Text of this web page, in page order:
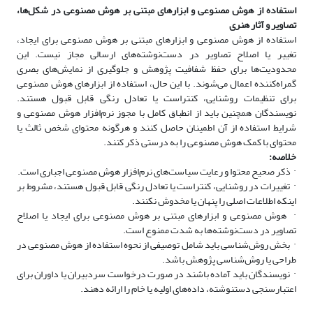
استفاده از هوش مصنوعی و ابزارهای مبتنی بر هوش مصنوعی در شکل‌ها،
تصاویر و آثار هنری
استفاده از هوش مصنوعی و ابزارهای مبتنی بر هوش مصنوعی برای ایجاد،
تغییر یا اصلاح تصاویر در دست‌نوشته‌های ارسالی مجاز نیست. این
محدودیت‌ها برای حفظ شفافیت پژوهش و جلوگیری از نمایش‌های بصری
گمراه‌کننده اعمال می‌شوند. با این حال، استفاده از ابزارهای هوش مصنوعی
برای تنظیمات روشنایی، کنتراست یا تعادل رنگی قابل قبول هستند.
نویسندگان همچنین باید از انطباق کامل با مجوز نرم‌افزار هوش مصنوعی و
شرایط استفاده از آن اطمینان حاصل کنند و هرگونه محتوای شخص ثالث یا
محتوای با کمک هوش مصنوعی را به درستی ذکر کنند.
خلاصه:
· ذکر صحیح محتوا و رعایت سیاست‌های نرم‌افزار هوش مصنوعی اجباری است.
· تغییرات در روشنایی، کنتراست یا تعادل رنگی قابل قبول هستند، مشروط بر
اینکه اطلاعات اصلی را پنهان یا مخدوش نکنند.
· هوش مصنوعی و ابزارهای مبتنی بر هوش مصنوعی برای ایجاد یا اصلاح
تصاویر در دست‌نوشته‌ها به شدت ممنوع است.
· بخش روش‌شناسی باید شامل توصیفی از نحوه استفاده از هوش مصنوعی در
طراحی یا روش‌شناسی پژوهش باشد.
· نویسندگان باید آماده باشند در صورت درخواست سردبیران یا داوران برای
اعتبارسنجی دستنوشته، داده‌های اولیه یا خام را ارائه دهند.